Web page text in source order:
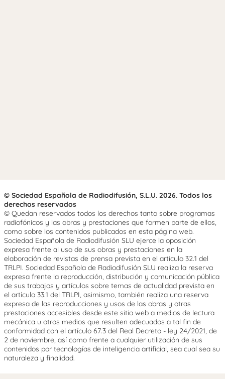
© Sociedad Española de Radiodifusión, S.L.U. 2026. Todos los
derechos reservados
© Quedan reservados todos los derechos tanto sobre programas
radiofónicos y las obras y prestaciones que formen parte de ellos,
como sobre los contenidos publicados en esta página web.
Sociedad Española de Radiodifusión SLU ejerce la oposición
expresa frente al uso de sus obras y prestaciones en la
elaboración de revistas de prensa prevista en el artículo 32.1 del
TRLPI. Sociedad Española de Radiodifusión SLU realiza la reserva
expresa frente la reproducción, distribución y comunicación pública
de sus trabajos y artículos sobre temas de actualidad prevista en
el artículo 33.1 del TRLPI, asimismo, también realiza una reserva
expresa de las reproducciones y usos de las obras y otras
prestaciones accesibles desde este sitio web a medios de lectura
mecánica u otros medios que resulten adecuados a tal fin de
conformidad con el artículo 67.3 del Real Decreto - ley 24/2021, de
2 de noviembre, así como frente a cualquier utilización de sus
contenidos por tecnologías de inteligencia artificial, sea cual sea su
naturaleza y finalidad.